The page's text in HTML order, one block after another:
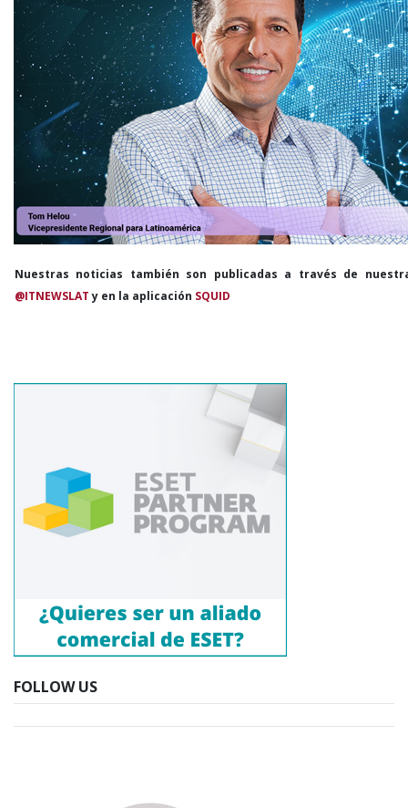
Nuestras noticias también son publicadas a través de
@ITNEWSLATy en la aplicación SQUID
FOLLOW US